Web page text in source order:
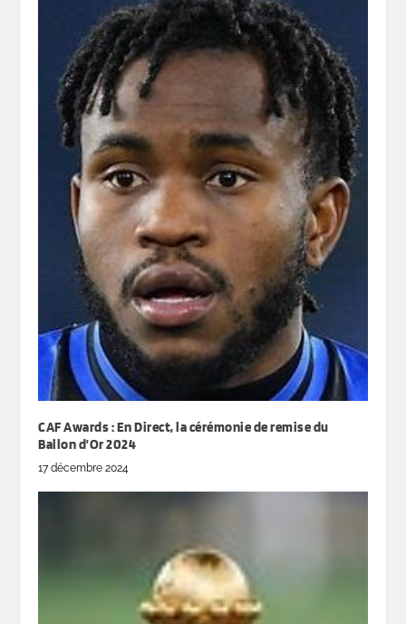
CAF Awards : En Direct, la cérémonie de remise du
Ballon d’Or 2024
17 décembre 2024